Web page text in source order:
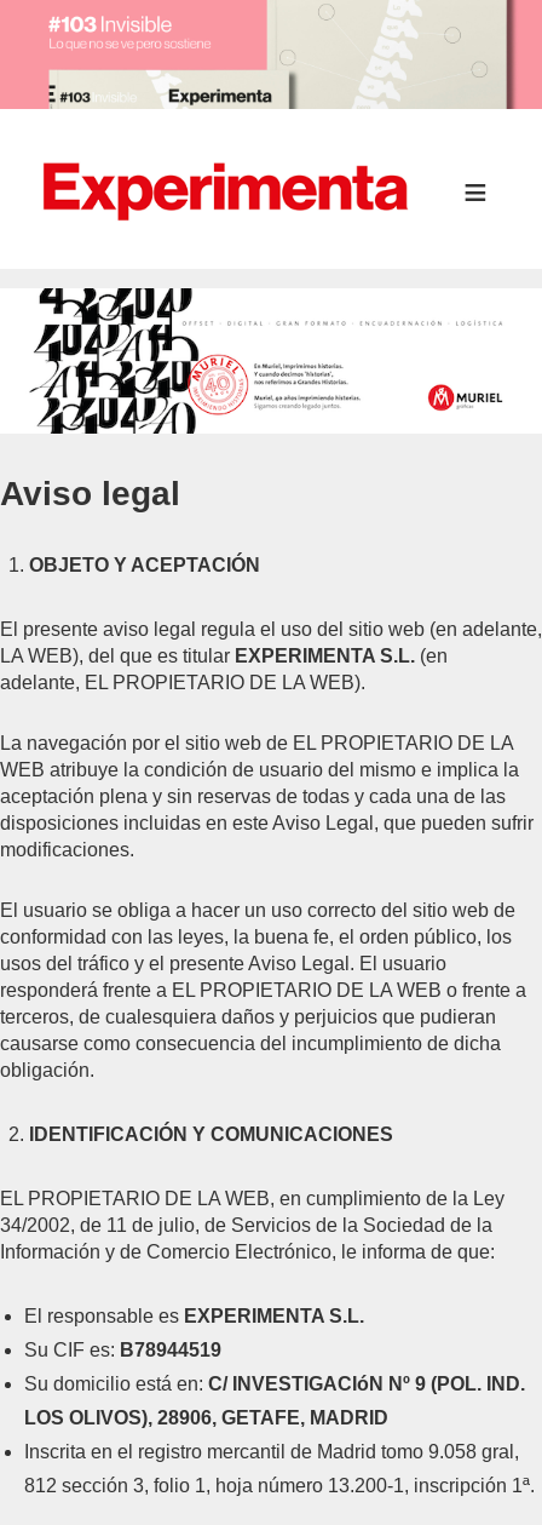
Aviso legal
OBJETO Y ACEPTACIÓN
El presente aviso legal regula el uso del sitio web (en adelante,
LA WEB), del que es titular EXPERIMENTA S.L. (en
adelante, EL PROPIETARIO DE LA WEB).
La navegación por el sitio web de EL PROPIETARIO DE LA
WEB atribuye la condición de usuario del mismo e implica la
aceptación plena y sin reservas de todas y cada una de las
disposiciones incluidas en este Aviso Legal, que pueden sufrir
modificaciones.
El usuario se obliga a hacer un uso correcto del sitio web de
conformidad con las leyes, la buena fe, el orden público, los
usos del tráfico y el presente Aviso Legal. El usuario
responderá frente a EL PROPIETARIO DE LA WEB o frente a
terceros, de cualesquiera daños y perjuicios que pudieran
causarse como consecuencia del incumplimiento de dicha
obligación.
IDENTIFICACIÓN Y COMUNICACIONES
EL PROPIETARIO DE LA WEB, en cumplimiento de la Ley
34/2002, de 11 de julio, de Servicios de la Sociedad de la
Información y de Comercio Electrónico, le informa de que:
El responsable es EXPERIMENTA S.L.
Su CIF es: B78944519
Su domicilio está en: C/ INVESTIGACIóN Nº 9 (POL. IND.
LOS OLIVOS), 28906, GETAFE, MADRID
Inscrita en el registro mercantil de Madrid tomo 9.058 gral,
812 sección 3, folio 1, hoja número 13.200-1, inscripción 1ª.